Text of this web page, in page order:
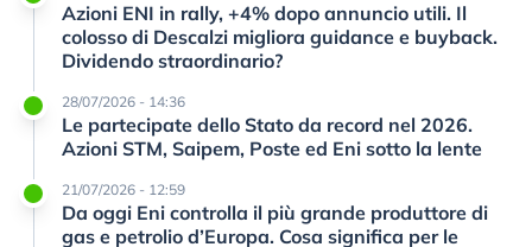
Azioni ENI in rally, +4% dopo annuncio utili. Il
colosso di Descalzi migliora guidance e buyback.
Dividendo straordinario?
28/07/2026 - 14:36
Le partecipate dello Stato da record nel 2026.
Azioni STM, Saipem, Poste ed Eni sotto la lente
21/07/2026 - 12:59
Da oggi Eni controlla il più grande produttore di
gas e petrolio d’Europa. Cosa significa per le